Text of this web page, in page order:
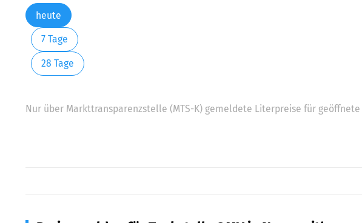
heute
7 Tage
28 Tage
Nur über Markttransparenzstelle (MTS-K) gemeldete Literpreise für